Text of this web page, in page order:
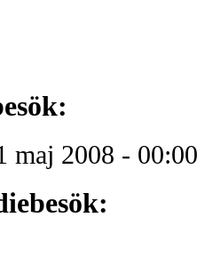
maj 2008 - 00:00